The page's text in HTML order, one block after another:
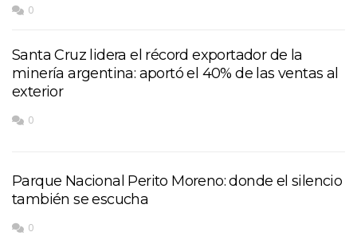
0
Santa Cruz lidera el récord exportador de la
minería argentina: aportó el 40% de las ventas al
exterior
0
Parque Nacional Perito Moreno: donde el silencio
también se escucha
0